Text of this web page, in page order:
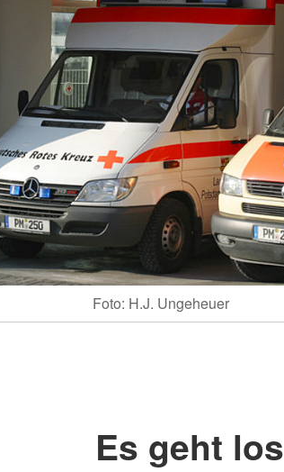
Foto: H.J. Ungeheuer
Es geht los